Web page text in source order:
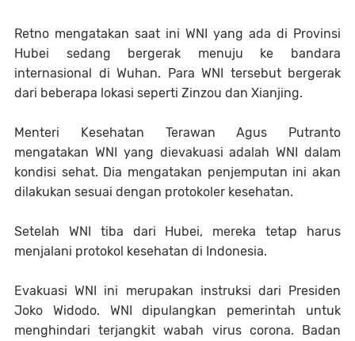
Retno mengatakan saat ini WNI yang ada di Provinsi
Hubei sedang bergerak menuju ke bandara
internasional di Wuhan. Para WNI tersebut bergerak
dari beberapa lokasi seperti Zinzou dan Xianjing.
Menteri Kesehatan Terawan Agus Putranto
mengatakan WNI yang dievakuasi adalah WNI dalam
kondisi sehat. Dia mengatakan penjemputan ini akan
dilakukan sesuai dengan protokoler kesehatan.
Setelah WNI tiba dari Hubei, mereka tetap harus
menjalani protokol kesehatan di Indonesia.
Evakuasi WNI ini merupakan instruksi dari Presiden
Joko Widodo. WNI dipulangkan pemerintah untuk
menghindari terjangkit wabah virus corona. Badan